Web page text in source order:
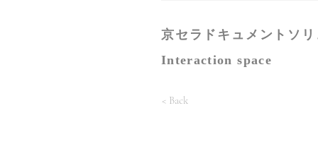
京セラドキュメントソ
Interaction space
< Back